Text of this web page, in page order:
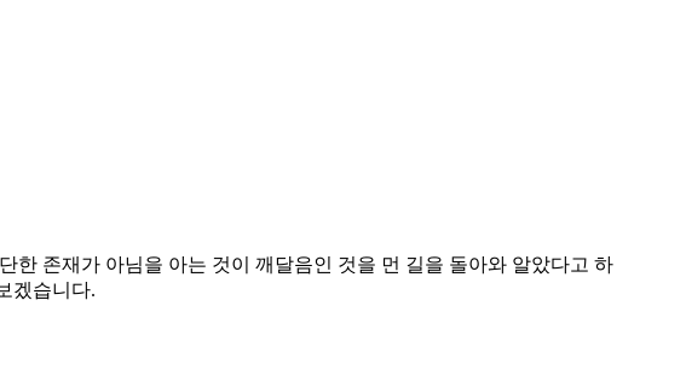
한 존재가 아님을 아는 것이 깨달음인 것을 먼 길을 돌아와 알았다고 하
겠습니다.